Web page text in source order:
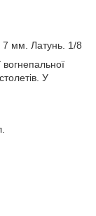
7 мм. Латунь. 1/8
У